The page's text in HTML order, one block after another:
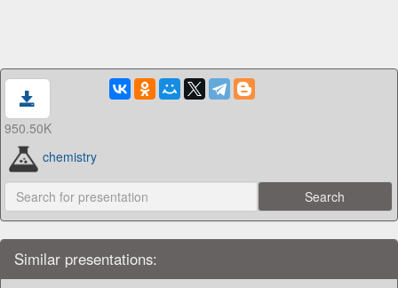
950.50K
chemistry
Similar presentations: